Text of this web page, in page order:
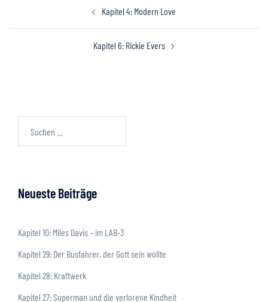
Kapitel 4: Modern Love
Kapitel 6: Rickie Evers
Neueste Beiträge
Kapitel 10: Miles Davis – im LAB-3
Kapitel 29: Der Busfahrer, der Gott sein wollte
Kapitel 28: Kraftwerk
Kapitel 27: Superman und die verlorene Kindheit